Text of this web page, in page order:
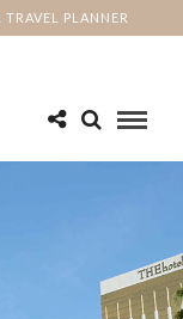
TRAVEL PLANNER